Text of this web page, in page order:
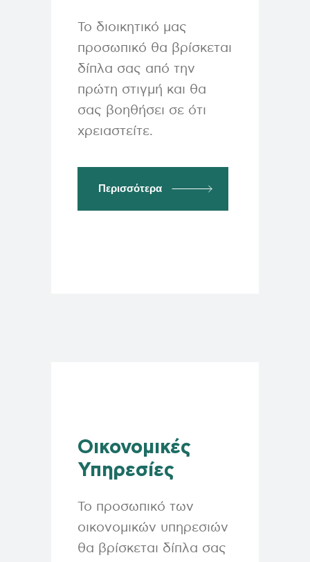
Το διοικητικό μας
προσωπικό θα βρίσκεται
δίπλα σας από την
πρώτη στιγμή και θα
σας βοηθήσει σε ότι
χρειαστείτε.
Περισσότερα
Οικονομικές
Υπηρεσίες
Το προσωπικό των
οικονομικών υπηρεσιών
θα βρίσκεται δίπλα σας